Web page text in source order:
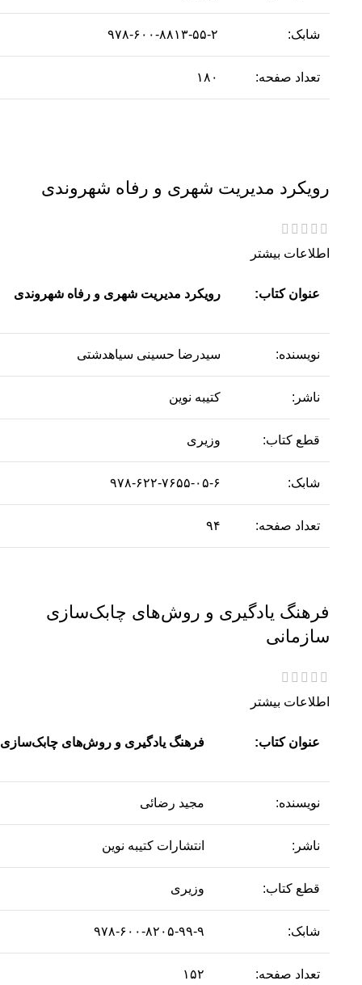
شابک: ۹۷۸-۶۰۰-۸۸۱۳-۵۵-۲
تعداد صفحه: ۱۸۰
رویکرد مدیریت شهری و رفاه شهروندی
اطلاعات بیشتر
عنوان کتاب: رویکرد مدیریت شهری و رفاه شهروندی
نویسنده: سیدرضا حسینی سیاهدشتی
ناشر: کتیبه نوین
قطع کتاب: وزیری
شابک: ۹۷۸-۶۲۲-۷۶۵۵-۰۵-۶
تعداد صفحه: ۹۴
فرهنگ یادگیری و روش‌های چابک‌سازی
سازمانی
اطلاعات بیشتر
عنوان کتاب: فرهنگ یادگیری و روش‌های
نویسنده: مجید رضائی
ناشر: انتشارات کتیبه نوین
قطع کتاب: وزیری
شابک: ۹۷۸-۶۰۰-۸۲۰۵-۹۹-۹
تعداد صفحه: ۱۵۲